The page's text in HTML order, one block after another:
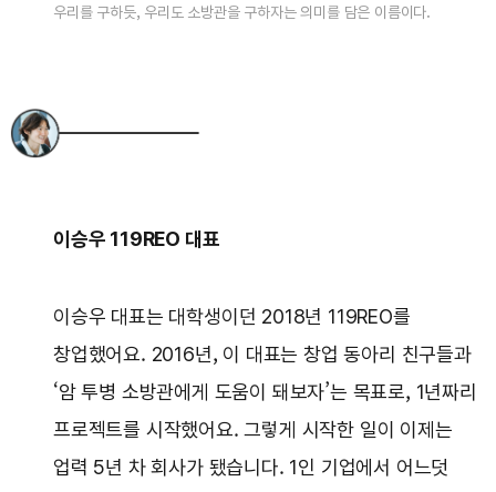
우리를 구하듯, 우리도 소방관을 구하자는 의미를 담은 이름이다.
이승우 119REO 대표
이승우 대표는 대학생이던 2018년 119REO를
창업했어요. 2016년, 이 대표는 창업 동아리 친구들과
‘암 투병 소방관에게 도움이 돼보자’는 목표로, 1년짜리
프로젝트를 시작했어요. 그렇게 시작한 일이 이제는
업력 5년 차 회사가 됐습니다. 1인 기업에서 어느덧